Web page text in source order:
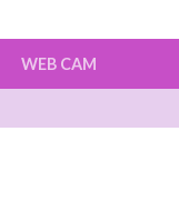
WEB CAM